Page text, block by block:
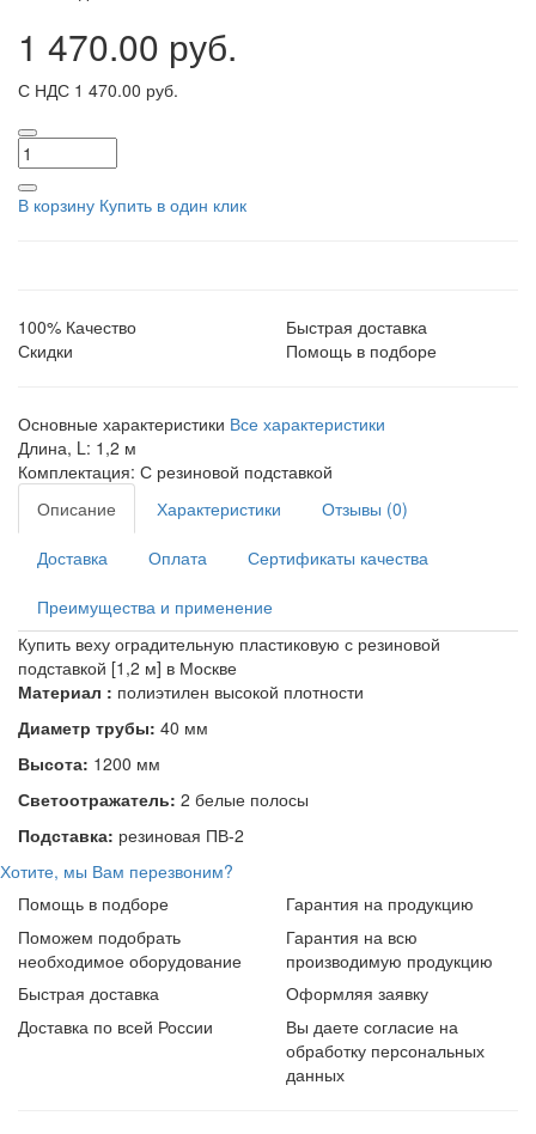
1 470.00 руб.
С НДС 1 470.00 руб.
В корзину Купить в один клик
100% Качество
Быстрая доставка
Скидки
Помощь в подборе
Основные характеристики Все характеристики
Длина, L: 1,2 м
Комплектация: С резиновой подставкой
Описание
Характеристики Отзывы (0)
Доставка Оплата Сертификаты качества
Преимущества и применение
Купить веху оградительную пластиковую с резиновой
подставкой [1,2 м] в Москве
Материал : полиэтилен высокой плотности
Диаметр трубы: 40 мм
Высота: 1200 мм
Светоотражатель: 2 белые полосы
Подставка: резиновая ПВ-2
Хотите, мы Вам перезвоним?
Помощь в подборе
Поможем подобрать
необходимое оборудование
Гарантия на продукцию
Гарантия на всю
производимую продукцию
Быстрая доставка
Доставка по всей России
Оформляя заявку
Вы даете согласие на
обработку персональных
данных